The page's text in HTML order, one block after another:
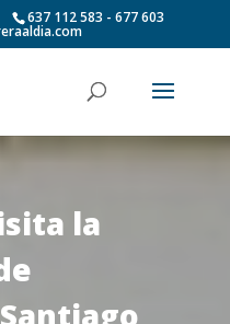
637 112 583 - 677 603
la